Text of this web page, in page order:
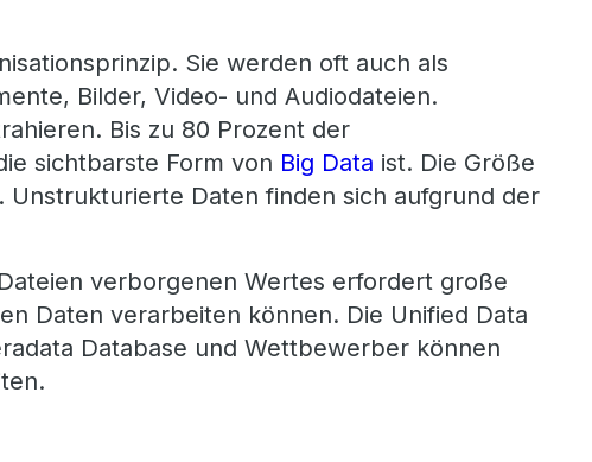
Sie werden oft auch als
Bilder, Video- und Audiodateien.
Bis zu 80 Prozent der
sichtbarste Form von Big Data ist. Die Größe
Daten finden sich aufgrund der
verborgenen Wertes erfordert große
Daten verarbeiten können. Die Unified Data
Database und Wettbewerber können